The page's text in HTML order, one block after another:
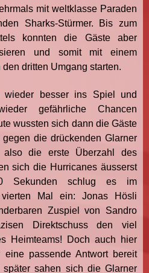
mit weltklasse Paraden
Sharks-Stürmer. Bis zum
konnten die Gäste aber
und somit mit einem
dritten Umgang starten.
wieder besser ins Spiel und
gefährliche Chancen
wussten sich dann die Gäste
die drückenden Glarner
die erste Überzahl des
sich die Hurricanes äusserst
Sekunden schlug es im
Mal ein: Jonas Hösli
Zuspiel von Sandro
Direktschuss den viel
Heimteams! Doch auch hier
eine passende Antwort bereit
sahen sich die Glarner